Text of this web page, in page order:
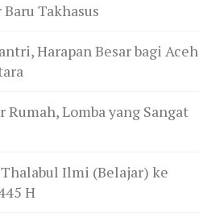
Takhasus
Harapan Besar bagi Aceh
Lomba yang Sangat
Ilmi (Belajar) ke
H